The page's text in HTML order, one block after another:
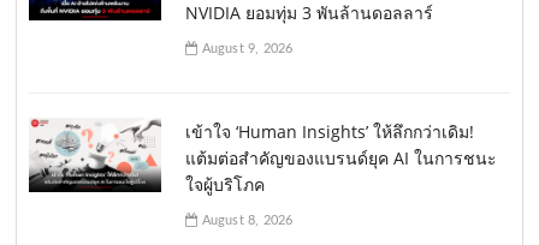
NVIDIA ยอมทุ่ม 3 พันล้านดอลลาร์
August 9, 2026
เข้าใจ ‘Human Insights’ ให้ลึกกว่าเดิม!
แต้มต่อสำคัญของแบรนด์ยุค AI ในการชนะ
ใจผู้บริโภค
August 8, 2026